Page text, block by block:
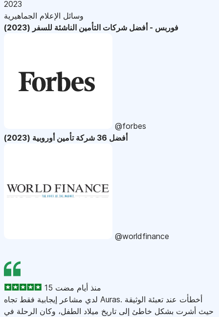
2023
وسائل الإعلام الجماهيرية
فوربس - أفضل شركات التأمين الناشئة للسفر (2023)
@forbes
أفضل 36 شركة تأمين أوروبية (2023)
@worldfinance
15 منذ أيام مضت
لدي مشاعر إيجابية فقط تجاه Auras. أخطأت عند تعبئة الوثيقة
حيث أشرت بشكل خاطئ إلى تاريخ ميلاد الطفل، وكان الرحلة في